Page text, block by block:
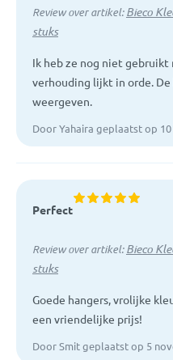
Review over artikel:Bieco
stuks
Ik heb ze nog niet
verhouding lijkt in orde.
weergeven.
Door Yahaira geplaatst op
Perfect
Review over artikel:Bieco
stuks
Goede hangers, vrolijke
een vriendelijke prijs!
Door Smit geplaatst op 5